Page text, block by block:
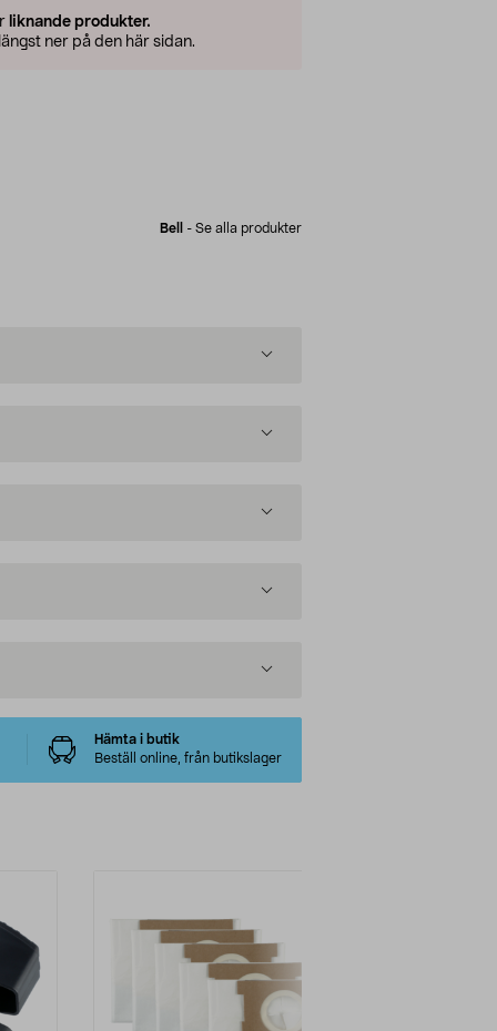
liknande produkter.
ner på den här sidan.
Bell - Se alla produkter
Hämta i butik
Beställ online, från butikslager